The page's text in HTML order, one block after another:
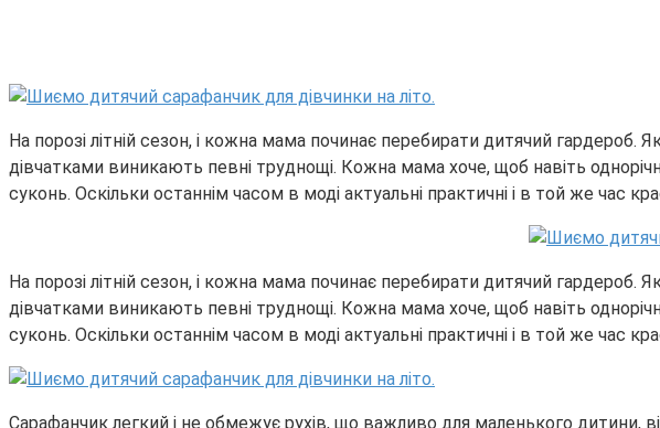
На порозі літній сезон, і кожна мама починає перебирати дитячий
дівчатками виникають певні труднощі. Кожна мама хоче, щоб навіть
суконь. Оскільки останнім часом в моді актуальні практичні і в той же час
На порозі літній сезон, і кожна мама починає перебирати дитячий
дівчатками виникають певні труднощі. Кожна мама хоче, щоб навіть
суконь. Оскільки останнім часом в моді актуальні практичні і в той же час
Сарафанчик легкий і не обмежує рухів, що важливо для маленького дитини,